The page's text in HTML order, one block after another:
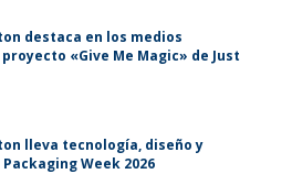
destaca en los medios
«Give Me Magic» de Just
lleva tecnología, diseño y
Week 2026